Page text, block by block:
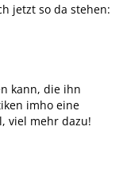
jetzt so da stehen:
kann, die ihn
imho eine
viel mehr dazu!